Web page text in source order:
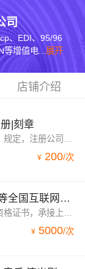
司
、EDI、95/96
增值电... 展开
店铺介绍
|刻章
¥ 200/次
上海|浙江|江苏|福建|安徽等全国互联网药品信息服务资格证书代办
专业代办互联网药品信息服务资格证书，承接上海、江苏、浙江、福建、安徽、广西、海南、成都、广东、福建互联网药品信息服务等全国各地的经营性或者非经营性的互联网药品信息服务资格证书。适用于互联网药品信息以及互联网医疗器械信息展示，非处方药销售，医疗器械自营或者经营销售平台
¥ 5000/次